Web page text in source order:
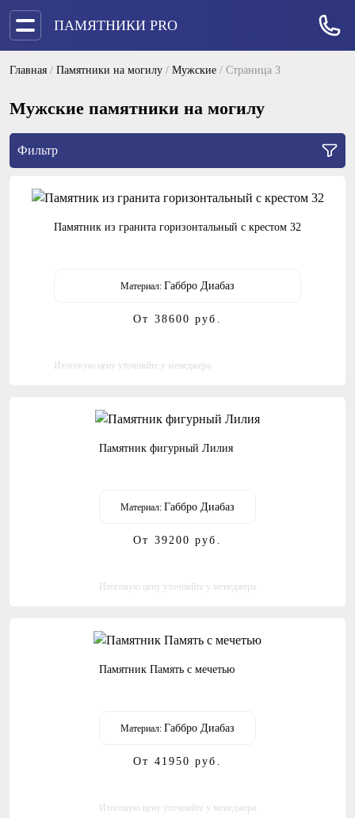
ПАМЯТНИКИ PRO
Главная / Памятники на могилу / Мужские / Страница 3
Мужские памятники на могилу
Фильтр
Памятник из гранита горизонтальный с крестом 32
Материал: Габбро Диабаз
От 38600 руб.
Итоговую цену уточняйте у менеджера
Памятник фигурный Лилия
Материал: Габбро Диабаз
От 39200 руб.
Итоговую цену уточняйте у менеджера
Памятник Память с мечетью
Материал: Габбро Диабаз
От 41950 руб.
Итоговую цену уточняйте у менеджера